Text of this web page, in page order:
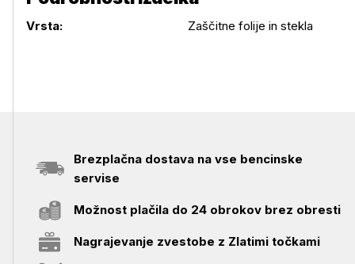
Podrobnosti izdelka
Vrsta: Zaščitne folije in stekla
Brezplačna dostava na vse bencinske
servise
Možnost plačila do 24 obrokov brez obresti
Nagrajevanje zvestobe z Zlatimi točkami